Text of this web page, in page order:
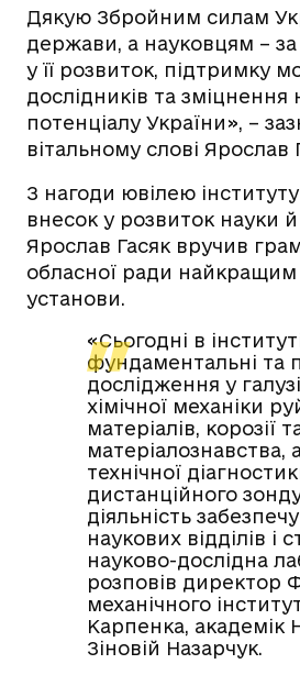
Дякую Збройним силам
держави, а науковцям –
у її розвиток, підтримку
дослідників та зміцнення
потенціалу України», –
вітальному слові Ярослав
З нагоди ювілею
внесок у розвиток науки й
Ярослав Гасяк вручив
обласної ради найкращим
установи.
«Сьогодні в
фундаментальні та
дослідження у
хімічної механіки
матеріалів, корозії
матеріалознавства,
технічної
дистанційного
діяльність
наукових відділів і
науково-дослідна
розповів директор
механічного
Карпенка, академік
Зіновій Назарчук.